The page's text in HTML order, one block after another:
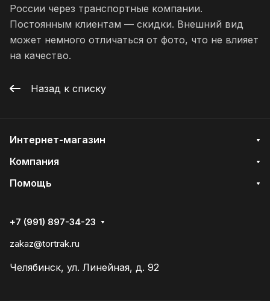
России через транспортные компании.
Постоянным клиентам — скидки. Внешний вид
может немного отличаться от фото, что не влияет
на качество.
Назад к списку
Интернет-магазин
Компания
Помощь
+7 (991) 897-34-23
zakaz@tortrak.ru
Челябинск, ул. Линейная, д. 92